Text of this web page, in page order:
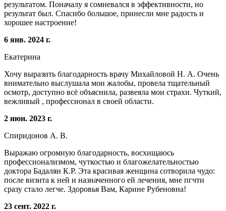
результатом. Поначалу я сомневался в эффективности, но
результат был. Спасибо большое, принесли мне радость и
хорошее настроение!
6 янв. 2024 г.
Екатерина
Хочу выразить благодарность врачу Михайловой Н. А. Очень
внимательно выслушала мои жалобы, провела тщательный
осмотр, доступно всё объяснила, развеяла мои страхи. Чуткий,
вежливый , профессионал в своей области.
2 июн. 2023 г.
Спиридонов А. В.
Выражаю огромную благодарность, восхищаюсь
профессионализмом, чуткостью и благожелательностью
доктора Бадалян К.Р. Эта красивая женщина сотворила чудо:
после визита к ней и назначенного ей лечения, мне пгчти
сразу стало легче. Здоровья Вам, Карине Рубеновна!
23 сент. 2022 г.